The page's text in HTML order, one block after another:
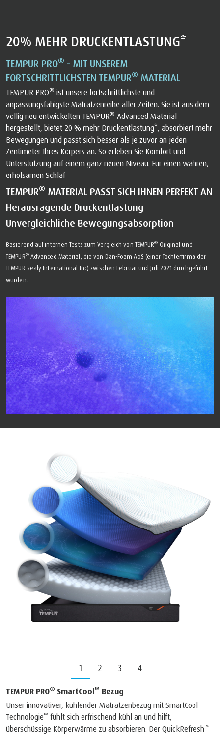
20% MEHR DRUCKENTLASTUNG*
TEMPUR PRO® - MIT UNSEREM
FORTSCHRITTLICHSTEN TEMPUR® MATERIAL
TEMPUR PRO® ist unsere fortschrittlichste und
anpassungsfähigste Matratzenreihe aller Zeiten. Sie ist aus dem
völlig neu entwickelten TEMPUR® Advanced Material
hergestellt, bietet 20 % mehr Druckentlastung*, absorbiert mehr
Bewegungen und passt sich besser als je zuvor an jeden
Zentimeter Ihres Körpers an. So erleben Sie Komfort und
Unterstützung auf einem ganz neuen Niveau. Für einen wahren,
erholsamen Schlaf
TEMPUR® MATERIAL PASST SICH IHNEN PERFEKT AN
Herausragende Druckentlastung
Unvergleichliche Bewegungsabsorption
Basierend auf internen Tests zum Vergleich von TEMPUR® Original und
TEMPUR®Advanced Material, die von Dan-Foam ApS (einer Tochterfirma der
TEMPUR Sealy International Inc) zwischen Februar und Juli 2021 durchgeführt
wurden.
1 2 3 4
TEMPUR PRO® SmartCool™ Bezug
Unser innovativer, kühlender Matratzenbezug mit SmartCool
Technologie™ fühlt sich erfrischend kühl an und hilft,
überschüssige Körperwärme zu absorbieren. Der QuickRefresh™